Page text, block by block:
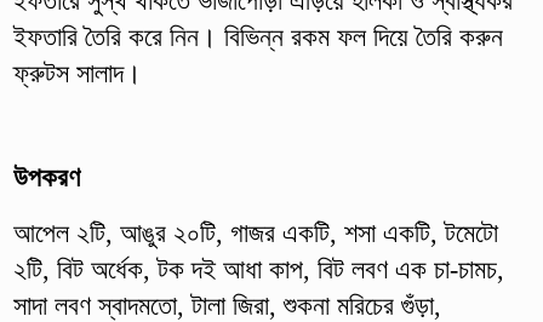
ইফতারি তৈরি করে নিন। বিভিন্ন রকম ফল দিয়ে তৈরি করুন
ফ্রুটস সালাদ।
উপকরণ
আপেল ২টি, আঙুর ২০টি, গাজর একটি, শসা একটি, টমেটো
২টি, বিট অর্ধেক, টক দই আধা কাপ, বিট লবণ এক চা-চামচ,
সাদা লবণ স্বাদমতো, টালা জিরা, শুকনা মরিচের গুঁড়া,